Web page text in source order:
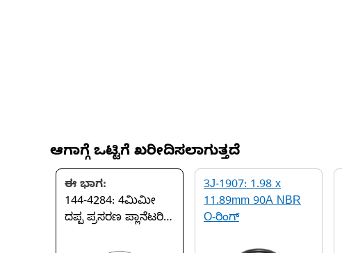
ಆಗಾಗ್ಗೆ ಒಟ್ಟಿಗೆ ಖರೀದಿಸಲಾಗುತ್ತದೆ
ಈ ಭಾಗ:
144-4284: 4ಮಿಮೀ
ದಪ್ಪ ಪ್ರಸರಣ ಪ್ಲಾನೆಟರಿ
3J-1907: 1.98 x
11.89mm 90A NBR
O-ರಿಂಗ್